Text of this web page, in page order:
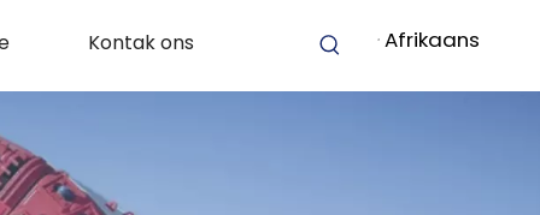
Kontak ons Afrikaans